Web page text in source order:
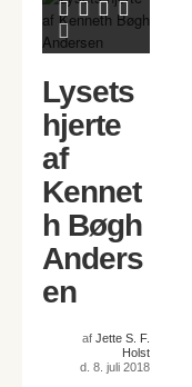
Lysets
hjerte
af
Kennet
h Bøgh
Anders
en
af Jette S. F.
Holst
d. 8. juli 2018